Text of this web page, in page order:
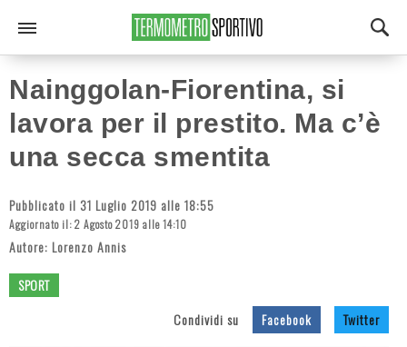
Nainggolan-Fiorentina, si
lavora per il prestito. Ma c’è
una secca smentita
Pubblicato il 31 Luglio 2019 alle 18:55
Aggiornato il: 2 Agosto 2019 alle 14:10
Autore: Lorenzo Annis
SPORT
Condividi su
Facebook Twitter